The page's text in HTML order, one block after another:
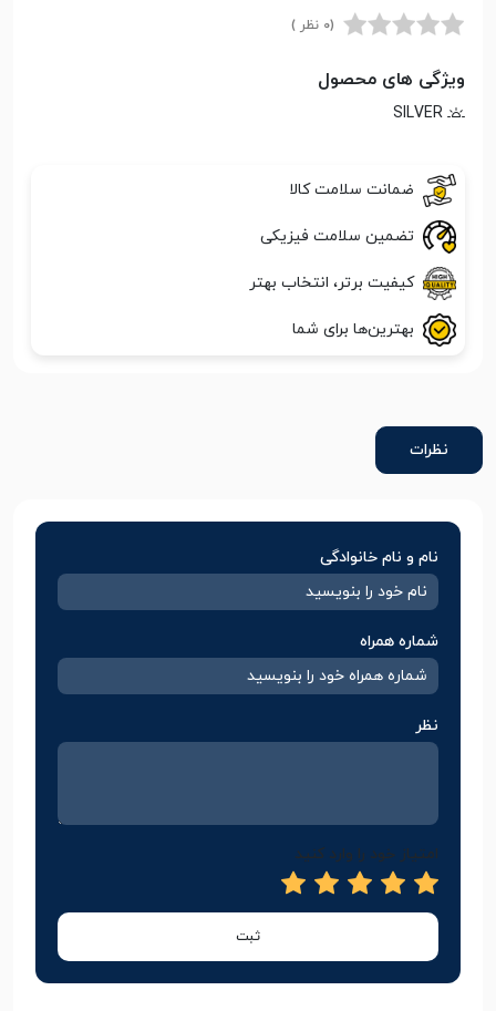
(0 نظر )
ویژگی های محصول
SILVER
ضمانت سلامت کالا
تضمین سلامت فیزیکی
کیفیت برتر، انتخاب بهتر
بهترین‌ها برای شما
نظرات
نام و نام خانوادگی
شماره همراه
نظر
امتیاز خود را وارد کنید
ثبت